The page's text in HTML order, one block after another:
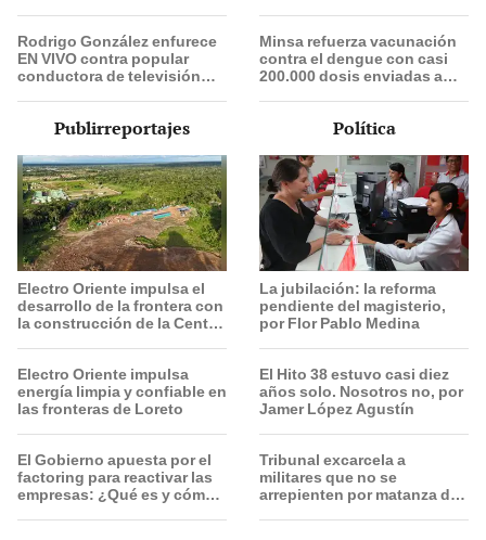
Rodrigo González enfurece
EN VIVO contra popular
conductora de televisión
Sánchez
Minsa refuerza vacunación
contra el dengue con casi
200.000 dosis enviadas a
Publirreportajes
Electro Oriente impulsa el
desarrollo de la frontera con
la construcción de la Central
Electro Oriente impulsa
energía limpia y confiable en
las fronteras de Loreto
El Gobierno apuesta por el
factoring para reactivar las
empresas: ¿Qué es y cómo
Política
La jubilación: la reforma
pendiente del magisterio,
por Flor Pablo Medina
El Hito 38 estuvo casi diez
años solo. Nosotros no, por
Jamer López Agustín
Tribunal excarcela a
militares que no se
arrepienten por matanza de